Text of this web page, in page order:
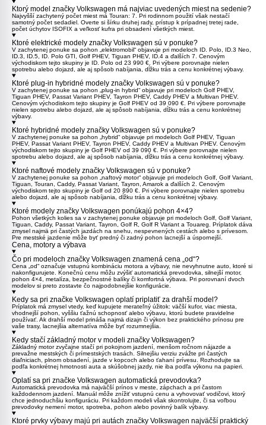
Ktorý model značky Volkswagen má najviac uvedených miest na sedenie?
Najvyšší zachytený počet miest má Touran: 7. Pri rodinnom použití však nestačí
samotný počet sedadiel. Overte si šírku druhej rady, prístup k prípadnej tretej rade,
počet úchytov ISOFIX a veľkosť kufra pri obsadení všetkých miest.
Ktoré elektrické modely značky Volkswagen sú v ponuke?
V zachytenej ponuke sa pohon „elektromobil“ objavuje pri modeloch ID. Polo ID.3 Neo
ID.3
ID.5 ID. Polo GTI Golf PHEV, Tiguan PHEV, ID.4 a ďalších 7. Cenovým
východiskom tejto skupiny je ID. Polo od 23 990 €. Pri výbere porovnajte nielen
spotrebu alebo dojazd, ale aj spôsob nabíjania, dĺžku trás a cenu konkrétnej výbavy.
Ktoré plug-in hybridné modely značky Volkswagen sú v ponuke?
V zachytenej ponuke sa pohon „plug-in hybrid“ objavuje pri modeloch Golf PHEV,
Tiguan PHEV, Passat Variant PHEV, Tayron PHEV, Caddy PHEV a Multivan PHEV.
Cenovým východiskom tejto skupiny je Golf PHEV od 39 090 €. Pri výbere porovnajte
nielen spotrebu alebo dojazd, ale aj spôsob nabíjania, dĺžku trás a cenu konkrétnej
výbavy.
Ktoré hybridné modely značky Volkswagen sú v ponuke?
V zachytenej ponuke sa pohon „hybrid“ objavuje pri modeloch Golf PHEV, Tiguan
PHEV, Passat Variant PHEV, Tayron PHEV, Caddy PHEV a Multivan PHEV. Cenovým
východiskom tejto skupiny je Golf PHEV od 39 090 €. Pri výbere porovnajte nielen
spotrebu alebo dojazd, ale aj spôsob nabíjania, dĺžku trás a cenu konkrétnej výbavy.
Ktoré naftové modely značky Volkswagen sú v ponuke?
V zachytenej ponuke sa pohon „naftový motor“ objavuje pri modeloch Golf Golf Variant
Tiguan
Touran Caddy, Passat Variant Tayron Amarok a ďalších 2. Cenovým
východiskom tejto skupiny je Golf od 20 890 €. Pri výbere porovnajte nielen spotrebu
alebo dojazd, ale aj spôsob nabíjania, dĺžku trás a cenu konkrétnej výbavy.
Ktoré modely značky Volkswagen ponúkajú pohon 4×4?
Pohon všetkých kolies sa v zachytenej ponuke objavuje pri modeloch Golf Golf Variant
Tiguan
Caddy, Passat Variant Tayron Golf R Golf R Variant a Touareg . Príplatok dáva
zmysel najmä pri častých jazdách na snehu, nespevnených cestách alebo s prívesom.
Pre mestské jazdenie môže byť predný či zadný pohon lacnejší a úspornejší.
Cena, motory a výbava
Čo pri modeloch značky Volkswagen znamená cena „od“?
Cena „od“ označuje vstupnú kombináciu motora a výbavy, nie nevyhnutne auto, ktoré si
nakonfigurujete. Konečnú cenu môžu zvýšiť automatická prevodovka, silnejší motor,
pohon 4×4, metalíza, bezpečnostné balíky či komfortná výbava. Pri porovnaní dvoch
modelov si preto zostavte čo najpodobnejšie konfigurácie.
Kedy sa pri značke Volkswagen oplatí priplatiť za drahší model?
Príplatok má zmysel vtedy, keď kupujete merateľný úžitok: väčší kufor, viac miesta,
vhodnejší pohon, vyššiu ťažnú schopnosť alebo výbavu, ktorú budete pravidelne
používať. Ak drahší model prináša najmä dizajn či výkon bez praktického prínosu pre
vaše trasy, lacnejšia alternatíva môže byť rozumnejšia.
Kedy stačí základný motor v modeli značky Volkswagen?
Základný motor zvyčajne stačí pri pokojnom jazdení, menšom ročnom nájazde a
prevažne mestských či prímestských trasách. Silnejšiu verziu zvážte pri častých
diaľniciach, plnom obsadení, jazde v kopcoch alebo ťahaní prívesu. Rozhodujte sa
podľa konkrétnej hmotnosti auta a skúšobnej jazdy, nie iba podľa výkonu na papieri.
Oplatí sa pri značke Volkswagen automatická prevodovka?
Automatická prevodovka má najväčší prínos v meste, zápchach a pri častom
každodennom jazdení. Manuál môže znížiť vstupnú cenu a vyhovovať vodičovi, ktorý
chce jednoduchšiu konfiguráciu. Pri každom modeli však skontrolujte, či sa voľbou
prevodovky nemení motor, spotreba, pohon alebo povinný balík výbavy.
Ktoré prvky výbavy majú pri autách značky Volkswagen najväčší praktický